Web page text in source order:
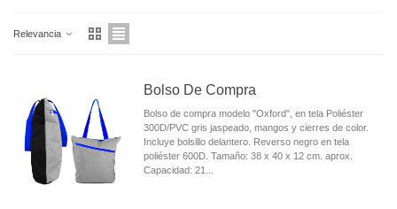
Relevancia
Bolso De Compra
Bolso de compra modelo "Oxford", en tela Poliéster
300D/PVC gris jaspeado, mangos y cierres de color.
Incluye bolsillo delantero. Reverso negro en tela
poliéster 600D. Tamaño: 38 x 40 x 12 cm. aprox.
Capacidad: 21...